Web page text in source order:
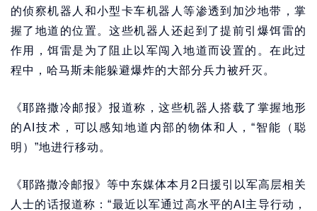
的侦察机器人和小型卡车机器人等渗透到加沙地带，掌
握了地道的位置。这些机器人还起到了提前引爆饵雷的
作用，饵雷是为了阻止以军闯入地道而设置的。在此过
程中，哈马斯未能躲避爆炸的大部分兵力被歼灭。
《耶路撒冷邮报》报道称，这些机器人搭载了掌握地形
的AI技术，可以感知地道内部的物体和人，“智能（聪
明）”地进行移动。
《耶路撒冷邮报》等中东媒体本月2日援引以军高层相关
人士的话报道称：“最近以军通过高水平的AI主导行动，